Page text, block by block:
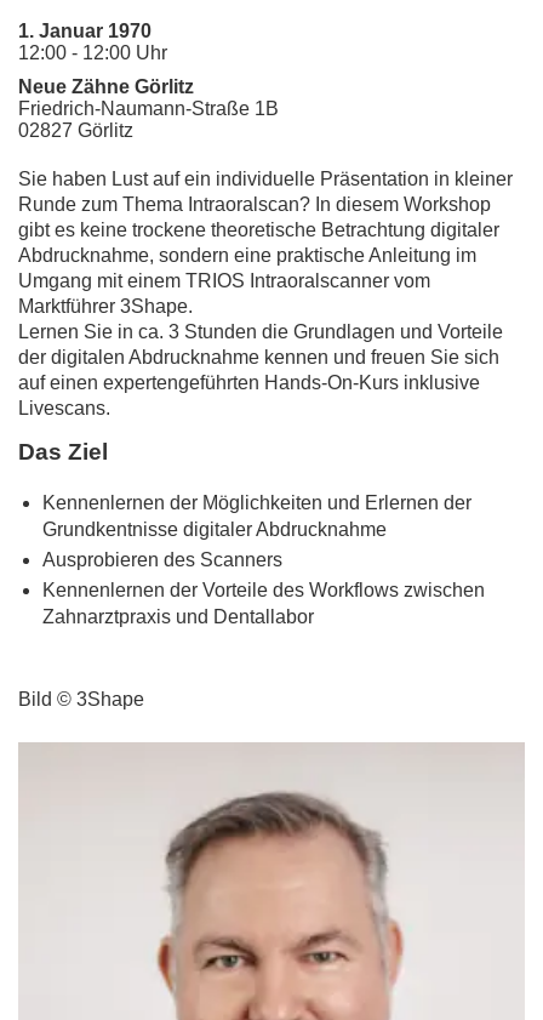
1. Januar 1970
12:00 - 12:00 Uhr
Neue Zähne Görlitz
Friedrich-Naumann-Straße 1B
02827 Görlitz
Sie haben Lust auf ein individuelle Präsentation in kleiner
Runde zum Thema Intraoralscan? In diesem Workshop
gibt es keine trockene theoretische Betrachtung digitaler
Abdrucknahme, sondern eine praktische Anleitung im
Umgang mit einem TRIOS Intraoralscanner vom
Marktführer 3Shape.
Lernen Sie in ca. 3 Stunden die Grundlagen und Vorteile
der digitalen Abdrucknahme kennen und freuen Sie sich
auf einen expertengeführten Hands-On-Kurs inklusive
Livescans.
Das Ziel
Kennenlernen der Möglichkeiten und Erlernen der
Grundkentnisse digitaler Abdrucknahme
Ausprobieren des Scanners
Kennenlernen der Vorteile des Workflows zwischen
Zahnarztpraxis und Dentallabor
Bild © 3Shape